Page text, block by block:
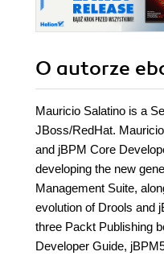
O autorze
Mauricio Salatino is a
JBoss/RedHat.
and jBPM Core
developing the new
Management Suite,
evolution of Drools and
three Packt Publishing
Developer Guide,